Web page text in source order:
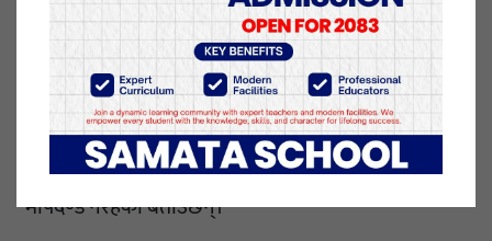
त्यसभन्दा बढी तापक्रम भएमा अण्डा चाँडो बिग्रिने शाहीको
भनाइ छ। ‘बढी तापक्रम भयो भने प्रोटिन नास हुन्छ। गन्हाउन
थाल्छ’, शाही भन्छन्।
पशु सेवा विभागका चिकित्सक डा. चन्द्र ढकाल अण्डा दुई
सातासम्म उपभोग गर्न सकिने भए पनि त्यस विषयमा कुनै
मापदण्ड नरहेको बताउँछन्।